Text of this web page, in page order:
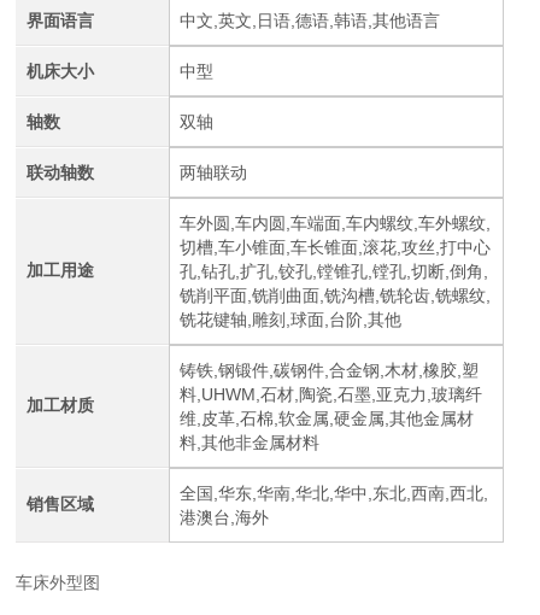
界面语言 中文,英文,日语,德语,韩语,其他语言
机床大小 中型
轴数 双轴
联动轴数 两轴联动
加工用途
车外圆,车内圆,车端面,车内螺纹,车外螺纹,
切槽,车小锥面,车长锥面,滚花,攻丝,打中心
孔,钻孔,扩孔,铰孔,镗锥孔,镗孔,切断,倒角,
铣削平面,铣削曲面,铣沟槽,铣轮齿,铣螺纹,
铣花键轴,雕刻,球面,台阶,其他
加工材质
铸铁,钢锻件,碳钢件,合金钢,木材,橡胶,塑
料,UHWM,石材,陶瓷,石墨,亚克力,玻璃纤
维,皮革,石棉,软金属,硬金属,其他金属材
料,其他非金属材料
销售区域
全国,华东,华南,华北,华中,东北,西南,西北,
港澳台,海外
车床外型图